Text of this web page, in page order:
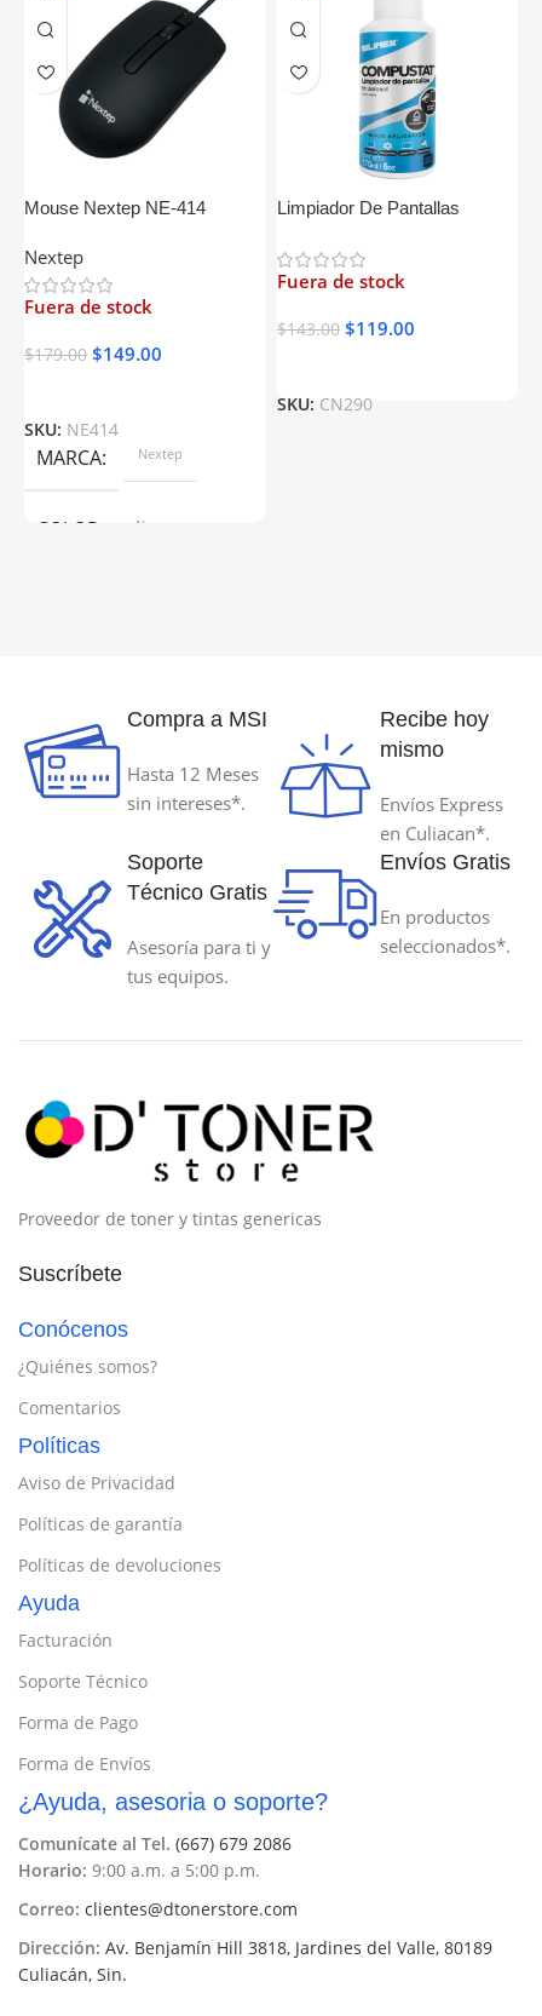
Mouse Nextep NE-414
Nextep
Fuera de stock
$179.00 $149.00
SKU: NE414
MARCA Nextep
COLOR Negro
Limpiador De Pantallas
Antiestatico 170ml
Fuera de stock
$143.00 $119.00
SKU: CN290
Compra a MSI
Hasta 12 Meses
sin intereses*.
Recibe hoy
mismo
Envíos Express
en Culiacan*.
Soporte
Técnico Gratis
Asesoría para ti y
tus equipos.
Envíos Gratis
En productos
seleccionados*.
Proveedor de toner y tintas genericas
Suscríbete
Conócenos
¿Quiénes somos?
Comentarios
Políticas
Aviso de Privacidad
Políticas de garantía
Políticas de devoluciones
Ayuda
Facturación
Soporte Técnico
Forma de Pago
Forma de Envíos
¿Ayuda, asesoria o soporte?
Comunícate al Tel. (667) 679 2086
Horario: 9:00 a.m. a 5:00 p.m.
Correo: clientes@dtonerstore.com
Dirección: Av. Benjamín Hill 3818, Jardines del Valle, 80189
Culiacán, Sin.